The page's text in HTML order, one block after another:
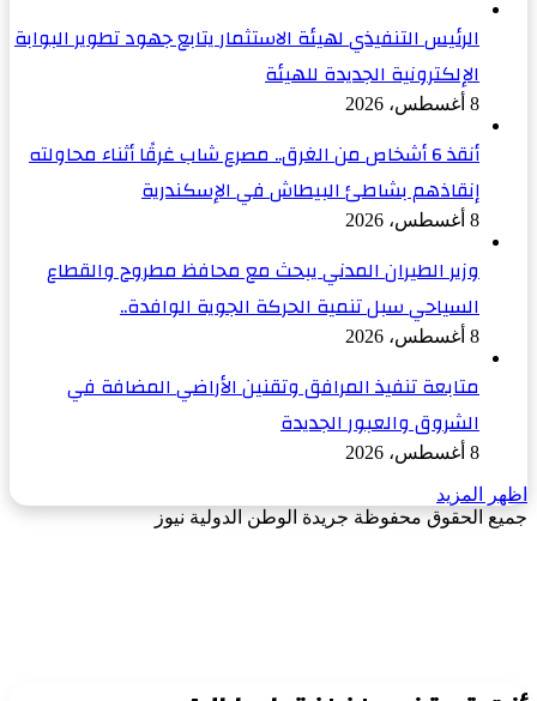
الرئيس التنفيذي لهيئة الاستثمار يتابع جهود تطوير البوابة
الإلكترونية الجديدة للهيئة
8 أغسطس، 2026
أنقذ 6 أشخاص من الغرق.. مصرع شاب غرقًا أثناء محاولته
إنقاذهم بشاطئ البيطاش في الإسكندرية
8 أغسطس، 2026
وزير الطيران المدني يبحث مع محافظ مطروح والقطاع
السياحي سبل تنمية الحركة الجوية الوافدة..
8 أغسطس، 2026
متابعة تنفيذ المرافق وتقنين الأراضي المضافة في
الشروق والعبور الجديدة
8 أغسطس، 2026
اظهر المزيد
جميع الحقوق محفوظة جريدة الوطن الدولية نيوز